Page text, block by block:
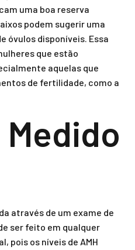
uma boa reserva
podem sugerir uma
óvulos disponíveis. Essa
que estão
aquelas que
de fertilidade, como a
Medido
através de um exame de
ser feito em qualquer
pois os níveis de AMH